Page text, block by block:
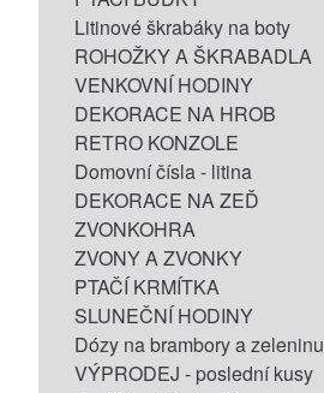
Litinové škrabáky na boty
ROHOŽKY A ŠKRABADLA
VENKOVNÍ HODINY
DEKORACE NA HROB
RETRO KONZOLE
Domovní čísla - litina
DEKORACE NA ZEĎ
ZVONKOHRA
ZVONY A ZVONKY
PTAČÍ KRMÍTKA
SLUNEČNÍ HODINY
Dózy na brambory a zeleninu
VÝPRODEJ - poslední kusy